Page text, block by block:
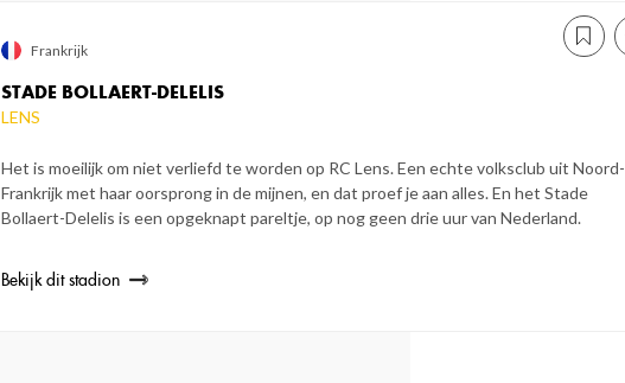
STADE BOLLAERT-DELELIS
LENS
Het is moeilijk om niet verliefd te worden op RC Lens. Een echte volksclub uit Noord-
Frankrijk met haar oorsprong in de mijnen, en dat proef je aan alles. En het Stade
Bollaert-Delelis is een opgeknapt pareltje, op nog geen drie uur van Nederland.
Frankrijk
Bekijk dit stadion